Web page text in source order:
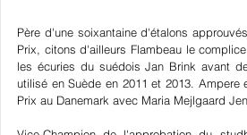
Père d'une soixantaine d'étalons
Prix, citons d'ailleurs Flambeau le
les écuries du suédois Jan Brink avant
utilisé en Suède en 2011 et 2013.
Prix au Danemark avec Maria Mejlgaard